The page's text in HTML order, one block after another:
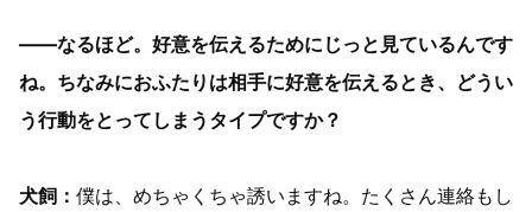
――なるほど。好意を伝えるためにじっと見ているんです
ね。ちなみにおふたりは相手に好意を伝えるとき、どうい
う行動をとってしまうタイプですか？
犬飼： 僕は、めちゃくちゃ誘いますね。たくさん連絡もし